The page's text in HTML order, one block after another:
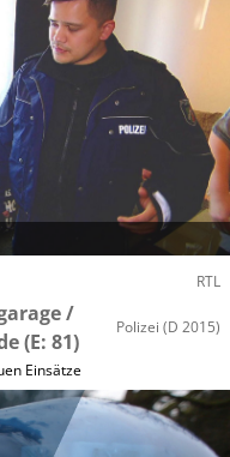
RTL
/
(E: 81)
Polizei (D 2015)
Einsätze